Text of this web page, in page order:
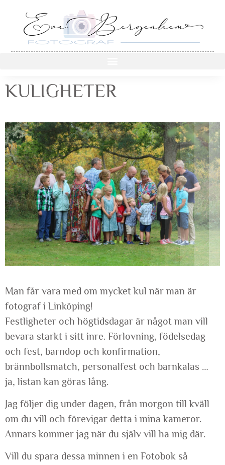
KULIGHETER
Man får vara med om mycket kul när man är
fotograf i Linköping!
Festligheter och högtidsdagar är något man vill
bevara starkt i sitt inre. Förlovning, födelsedag
och fest, barndop och konfirmation,
brännbollsmatch, personalfest och barnkalas …
ja, listan kan göras lång.
Jag följer dig under dagen, från morgon till kväll
om du vill och förevigar detta i mina kameror.
Annars kommer jag när du själv vill ha mig där.
Vill du spara dessa minnen i en Fotobok så